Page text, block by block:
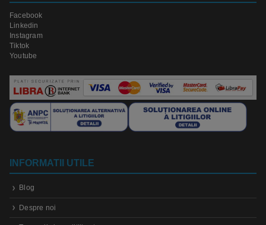
Facebook
Linkedin
Instagram
Tiktok
Youtube
INFORMATII UTILE
Blog
Despre noi